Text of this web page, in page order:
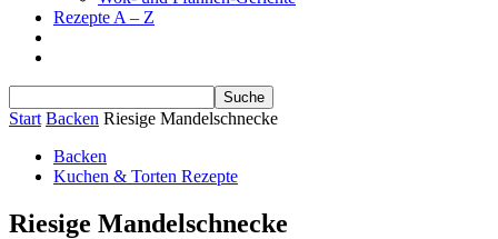
Rezepte A – Z
Start Backen Riesige Mandelschnecke
Backen
Kuchen & Torten Rezepte
Riesige Mandelschnecke